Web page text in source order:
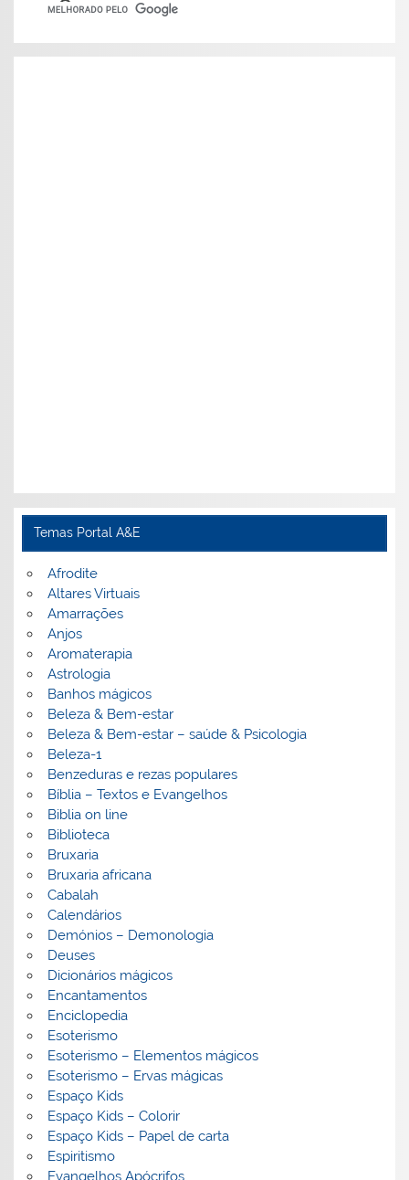
Temas Portal A&E
Afrodite
Altares Virtuais
Amarrações
Anjos
Aromaterapia
Astrologia
Banhos mágicos
Beleza & Bem-estar
Beleza & Bem-estar – saúde & Psicologia
Beleza-1
Benzeduras e rezas populares
Bíblia – Textos e Evangelhos
Biblia on line
Biblioteca
Bruxaria
Bruxaria africana
Cabalah
Calendários
Demónios – Demonologia
Deuses
Dicionários mágicos
Encantamentos
Enciclopedia
Esoterismo
Esoterismo – Elementos mágicos
Esoterismo – Ervas mágicas
Espaço Kids
Espaço Kids – Colorir
Espaço Kids – Papel de carta
Espiritismo
Evangelhos Apócrifos